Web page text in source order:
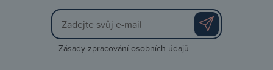
Zásady zpracování osobních údajů